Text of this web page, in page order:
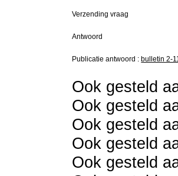
Verzending vraag
Antwoord
Publicatie antwoord : bulletin 2-
Ook gesteld
Ook gesteld
Ook gesteld
Ook gesteld
Ook gesteld